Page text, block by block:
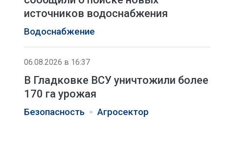
источников водоснабжения
Водоснабжение
06.08.2026 в 16:37
В Гладковке ВСУ уничтожили более
170 га урожая
Безопасность Агросектор